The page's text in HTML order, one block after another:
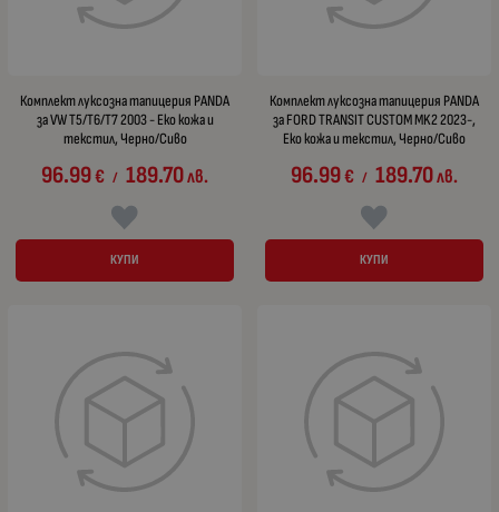
Комплект луксозна тапицерия PANDA
за VW T5/T6/T7 2003 - Еко кожа и
текстил, Черно/Сиво
96.99€ / 189.70лв.
КУПИ
Комплект луксозна тапицерия PANDA
за FORD TRANSIT CUSTOM MK2 2023-,
Еко кожа и текстил, Черно/Сиво
96.99€ / 189.70лв.
КУПИ